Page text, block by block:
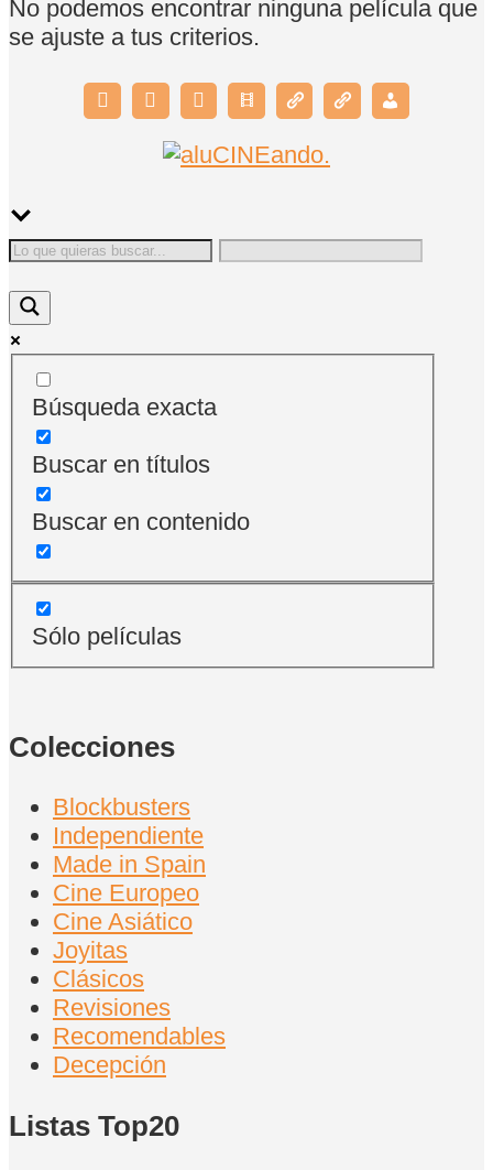
No podemos encontrar ninguna película que
se ajuste a tus criterios.
Búsqueda exacta
Buscar en títulos
Buscar en contenido
Sólo películas
Colecciones
Blockbusters
Independiente
Made in Spain
Cine Europeo
Cine Asiático
Joyitas
Clásicos
Revisiones
Recomendables
Decepción
Listas Top20